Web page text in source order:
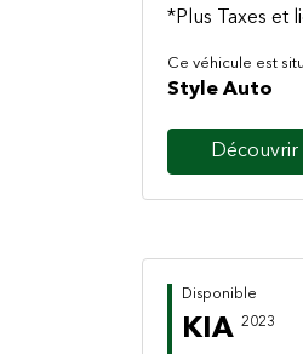
*Plus Taxes et
Ce véhicule est
Style Auto
Découvrir
Disponible
KIA 2023